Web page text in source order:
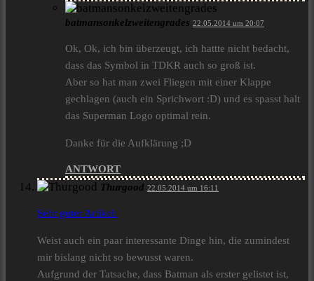
batmansonkelzweitengrades 22.05.2014 um 20:07
Ok, Ok, ich bin überzeugt, ich hattte nicht bedacht,
dass das Symbol in TDKR auch so groß ist.
Aber so hat man zwei Fliegen mit einer Klappe
gechlagen (auch ein Sprichwort :D) und es spasst halt
das Superman Logo optimal rein.
Danke für die Aufklärung ;D
ANTWORT
Thurgood 22.05.2014 um 16:11
Sehr guter Artikel:
Weist auch ein paar interessante Dinge hin, die zumindest
mir bislang nicht so bewusst waren.
Aufgrund der Tatsache, dass Batman als erster gelistet ist,